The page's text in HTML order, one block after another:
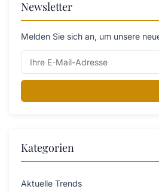
Newsletter
Melden Sie sich an, um unsere
Kategorien
Aktuelle Trends